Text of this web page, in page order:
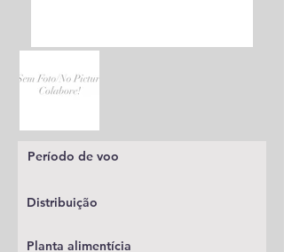
Período de voo
Distribuição
Planta alimentícia